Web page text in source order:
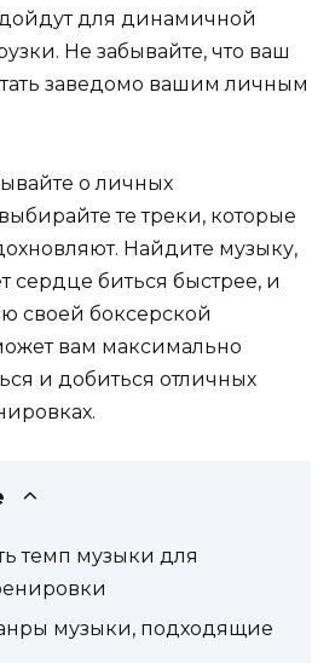
для динамичной
Не забывайте, что ваш
заведомо вашим личным
о личных
те треки, которые
Найдите музыку,
сердце биться быстрее, и
своей боксерской
вам максимально
и добиться отличных
темп музыки для
музыки, подходящие